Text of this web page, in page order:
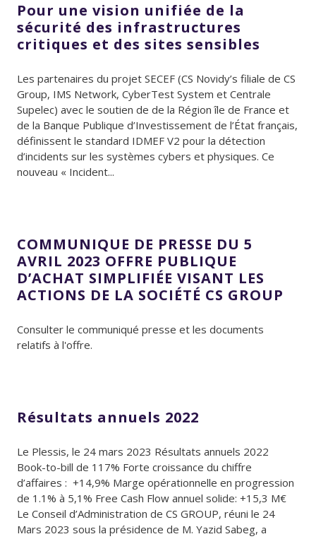
Pour une vision unifiée de la
sécurité des infrastructures
critiques et des sites sensibles
Les partenaires du projet SECEF (CS Novidy’s filiale de CS
Group, IMS Network, CyberTest System et Centrale
Supelec) avec le soutien de de la Région île de France et
de la Banque Publique d’Investissement de l’État français,
définissent le standard IDMEF V2 pour la détection
d’incidents sur les systèmes cybers et physiques. Ce
nouveau « Incident...
COMMUNIQUE DE PRESSE DU 5
AVRIL 2023 OFFRE PUBLIQUE
D’ACHAT SIMPLIFIÉE VISANT LES
ACTIONS DE LA SOCIÉTÉ CS GROUP
Consulter le communiqué presse et les documents
relatifs à l'offre.
Résultats annuels 2022
Le Plessis, le 24 mars 2023 Résultats annuels 2022
Book-to-bill de 117% Forte croissance du chiffre
d’affaires : +14,9% Marge opérationnelle en progression
de 1.1% à 5,1% Free Cash Flow annuel solide: +15,3 M€
Le Conseil d’Administration de CS GROUP, réuni le 24
Mars 2023 sous la présidence de M. Yazid Sabeg, a